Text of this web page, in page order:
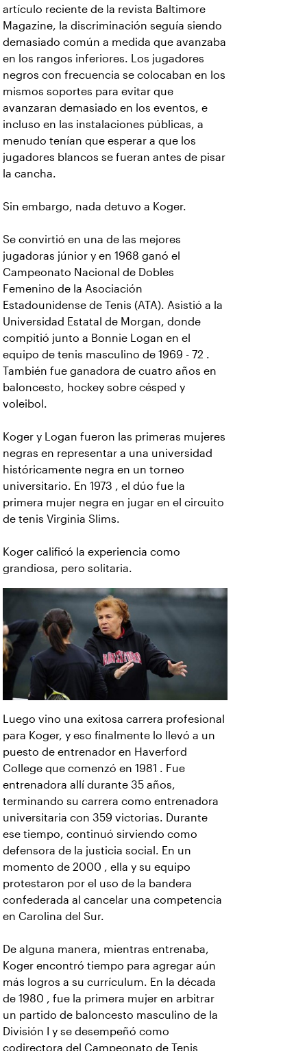
artículo reciente de la revista Baltimore
Magazine, la discriminación seguía siendo
demasiado común a medida que avanzaba
en los rangos inferiores. Los jugadores
negros con frecuencia se colocaban en los
mismos soportes para evitar que
avanzaran demasiado en los eventos, e
incluso en las instalaciones públicas, a
menudo tenían que esperar a que los
jugadores blancos se fueran antes de pisar
la cancha.
Sin embargo, nada detuvo a Koger.
Se convirtió en una de las mejores
jugadoras júnior y en 1968 ganó el
Campeonato Nacional de Dobles
Femenino de la Asociación
Estadounidense de Tenis (ATA). Asistió a la
Universidad Estatal de Morgan, donde
compitió junto a Bonnie Logan en el
equipo de tenis masculino de 1969 - 72 .
También fue ganadora de cuatro años en
baloncesto, hockey sobre césped y
voleibol.
Koger y Logan fueron las primeras mujeres
negras en representar a una universidad
históricamente negra en un torneo
universitario. En 1973 , el dúo fue la
primera mujer negra en jugar en el circuito
de tenis Virginia Slims.
Koger calificó la experiencia como
grandiosa, pero solitaria.
Luego vino una exitosa carrera profesional
para Koger, y eso finalmente lo llevó a un
puesto de entrenador en Haverford
College que comenzó en 1981 . Fue
entrenadora allí durante 35 años,
terminando su carrera como entrenadora
universitaria con 359 victorias. Durante
ese tiempo, continuó sirviendo como
defensora de la justicia social. En un
momento de 2000 , ella y su equipo
protestaron por el uso de la bandera
confederada al cancelar una competencia
en Carolina del Sur.
De alguna manera, mientras entrenaba,
Koger encontró tiempo para agregar aún
más logros a su currículum. En la década
de 1980 , fue la primera mujer en arbitrar
un partido de baloncesto masculino de la
División I y se desempeñó como
codirectora del Campeonato de Tenis